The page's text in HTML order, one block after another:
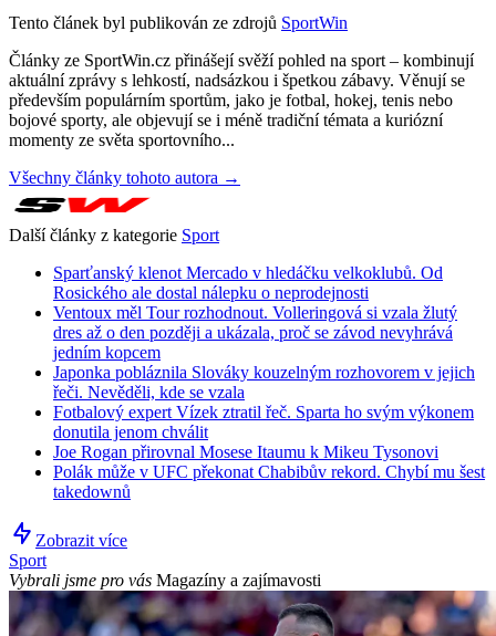
Tento článek byl publikován ze zdrojů SportWin
Články ze SportWin.cz přinášejí svěží pohled na sport – kombinují
aktuální zprávy s lehkostí, nadsázkou i špetkou zábavy. Věnují se
především populárním sportům, jako je fotbal, hokej, tenis nebo
bojové sporty, ale objevují se i méně tradiční témata a kuriózní
momenty ze světa sportovního...
Všechny články tohoto autora →
Další články z kategorie Sport
Sparťanský klenot Mercado v hledáčku velkoklubů. Od
Rosického ale dostal nálepku o neprodejnosti
Ventoux měl Tour rozhodnout. Volleringová si vzala žlutý
dres až o den později a ukázala, proč se závod nevyhrává
jedním kopcem
Japonka pobláznila Slováky kouzelným rozhovorem v jejich
řeči. Nevěděli, kde se vzala
Fotbalový expert Vízek ztratil řeč. Sparta ho svým výkonem
donutila jenom chválit
Joe Rogan přirovnal Mosese Itaumu k Mikeu Tysonovi
Polák může v UFC překonat Chabibův rekord. Chybí mu šest
takedownů
Zobrazit více
Sport
Vybrali jsme pro vás Magazíny a zajímavosti